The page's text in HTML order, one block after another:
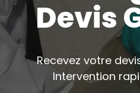
Devis
Recevez votre
Intervention